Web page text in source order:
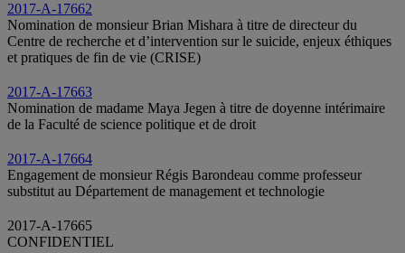
2017-A-17662
Nomination de monsieur Brian Mishara à titre de directeur du
Centre de recherche et d’intervention sur le suicide, enjeux éthiques
et pratiques de fin de vie (CRISE)
2017-A-17663
Nomination de madame Maya Jegen à titre de doyenne intérimaire
de la Faculté de science politique et de droit
2017-A-17664
Engagement de monsieur Régis Barondeau comme professeur
substitut au Département de management et technologie
2017-A-17665
CONFIDENTIEL